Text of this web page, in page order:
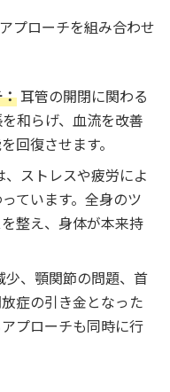
プローチを組み合わせ
耳管の開閉に関わる
和らげ、血流を改善
回復させます。
、ストレスや疲労によ
ています。全身のツ
整え、身体が本来持
少、顎関節の問題、首
症の引き金となった
プローチも同時に行